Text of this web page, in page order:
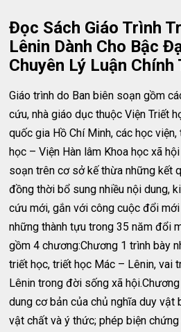
Đọc Sách Giáo Trình
Lênin Dành Cho Bậc
Chuyên Lý Luận
Giáo trình do Ban biên soạn gồm
cứu, nhà giáo dục thuộc Viện Triết
quốc gia Hồ Chí Minh, các học
học – Viện Hàn lâm Khoa học xã
soạn trên cơ sở kế thừa những kết
đồng thời bổ sung nhiều nội dung,
cứu mới, gắn với công cuộc đổi
những thành tựu trong 35 năm đổi
gồm 4 chương:Chương 1 trình bày
triết học, triết học Mác – Lênin, vai
Lênin trong đời sống xã
dung cơ bản của chủ nghĩa duy vật
vật chất và ý thức; phép biện